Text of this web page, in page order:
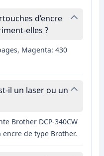
d’encre
elles ?
Magenta: 430
il un laser ou un
Brother DCP-340CW
de type Brother.